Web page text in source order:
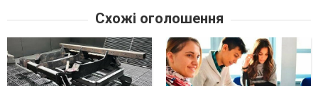
Схожі оголошення